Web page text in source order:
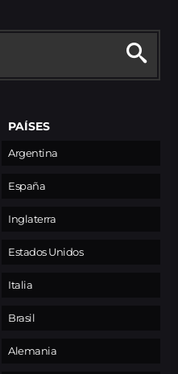
PAÍSES
Argentina
España
Inglaterra
Estados Unidos
Italia
Brasil
Alemania